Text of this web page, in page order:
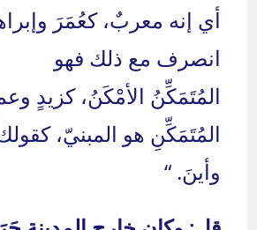
أي إنه معربٌ، كعُمَرَ
انصرف مع ذلك فهو
المُتَمَكِّنُ الأمْكَنُ، كزيدٍ
المُتَمَكِّنِ هو المبنيّ،
وأينَ. “